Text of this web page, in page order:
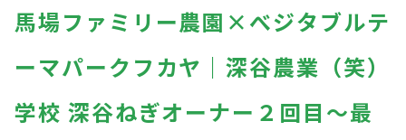
馬場ファミリー農園×べジタブルテ
ーマパークフカヤ｜深谷農業（笑）
学校 深谷ねぎオーナー２回目～最